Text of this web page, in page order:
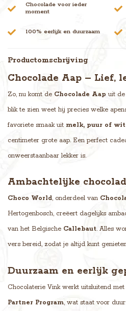
Chocolade voor ieder
moment
100% eerlijk en duurzaam
Productomschrijving
Chocolade Aap – Lief,
Zo, nu komt de Chocolade Aap uit de
blik te zien weet hij precies welke
favoriete smaak uit melk, puur of
centimeter grote aap. Een perfect
onweerstaanbaar lekker is.
Ambachtelijke
Choco World, onderdeel van
Hertogenbosch, creëert dagelijks
van het Belgische Callebaut. Alles
vers bereid, zodat je altijd kunt
Duurzaam en eerlijk
Chocolaterie Vink werkt uitsluitend
Partner Program, wat staat voor